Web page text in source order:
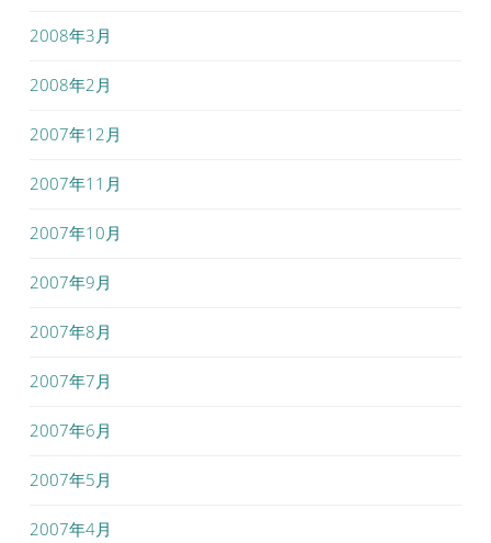
2008年3月
2008年2月
2007年12月
2007年11月
2007年10月
2007年9月
2007年8月
2007年7月
2007年6月
2007年5月
2007年4月